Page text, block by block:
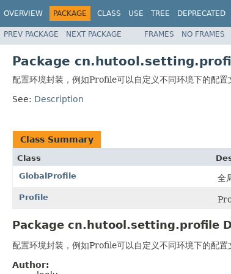
OVERVIEW PACKAGE CLASS USE TREE DEPRECATED
PREV PACKAGE NEXT PACKAGE FRAMES NO FRAMES
Package
配置环境封装，例如Profile可以自定义不同环境下的配置
See: Description
Class Summary
Class
GlobalProfile
全
Profile
Package cn.hutool.setting.profile
配置环境封装，例如Profile可以自定义不同环境下的配置
Author: